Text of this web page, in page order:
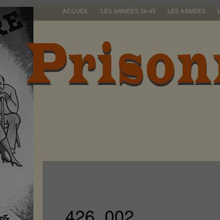
ACCUEIL LES ANNÉES 39-45 LES ARMÉES
prisonniers